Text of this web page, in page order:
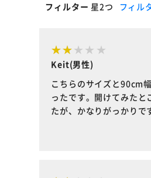
フィルター 星2つ フィル
Keit(男性)
こちらのサイズと90cm
ったです。開けてみた
たが、かなりがっかりで